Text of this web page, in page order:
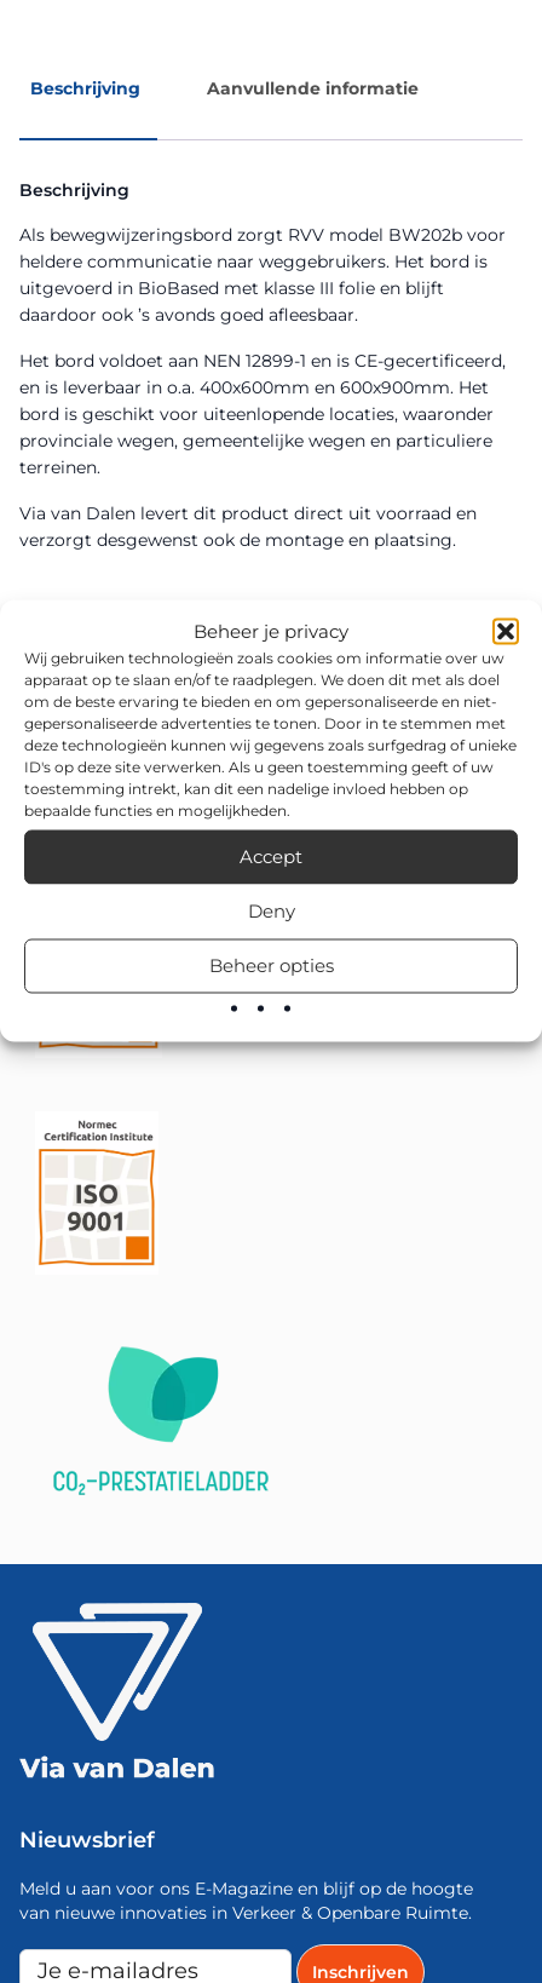
Beheer je privacy
Wij gebruiken technologieën zoals cookies om informatie over uw
apparaat op te slaan en/of te raadplegen. We doen dit met als doel
om de beste ervaring te bieden en om gepersonaliseerde en niet-
gepersonaliseerde advertenties te tonen. Door in te stemmen met
deze technologieën kunnen wij gegevens zoals surfgedrag of unieke
ID's op deze site verwerken. Als u geen toestemming geeft of uw
toestemming intrekt, kan dit een nadelige invloed hebben op
bepaalde functies en mogelijkheden.
Accept
Deny
Beheer opties
Beschrijving Aanvullende informatie
Beschrijving
Als bewegwijzeringsbord zorgt RVV model BW202b voor
heldere communicatie naar weggebruikers. Het bord is
uitgevoerd in BioBased met klasse III folie en blijft
daardoor ook ’s avonds goed afleesbaar.
Het bord voldoet aan NEN 12899-1 en is CE-gecertificeerd,
en is leverbaar in o.a. 400x600mm en 600x900mm. Het
bord is geschikt voor uiteenlopende locaties, waaronder
provinciale wegen, gemeentelijke wegen en particuliere
terreinen.
Via van Dalen levert dit product direct uit voorraad en
verzorgt desgewenst ook de montage en plaatsing.
Nieuwsbrief
Meld u aan voor ons E-Magazine en blijf op de hoogte
van nieuwe innovaties in Verkeer & Openbare Ruimte.